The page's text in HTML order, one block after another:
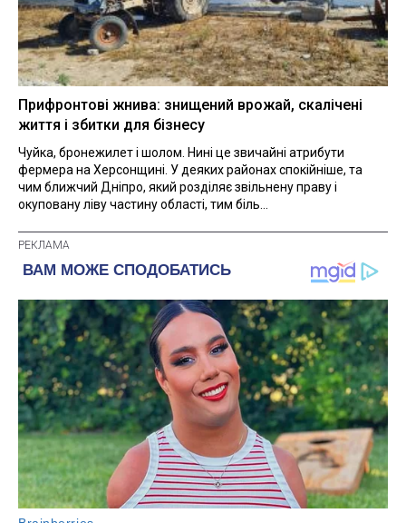
Прифронтові жнива: знищений врожай, скалічені
життя і збитки для бізнесу
Чуйка, бронежилет і шолом. Нині це звичайні атрибути
фермера на Херсонщині. У деяких районах спокійніше, та
чим ближчий Дніпро, який розділяє звільнену праву і
окуповану ліву частину області, тим біль...